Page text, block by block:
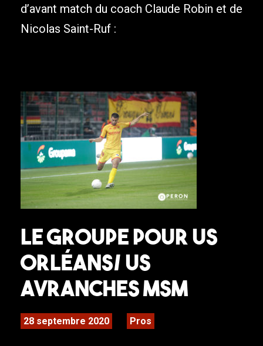
d’avant match du coach Claude Robin et de
Nicolas Saint-Ruf :
Le groupe pour US
Orléans/ US
Avranches MSM
28 septembre 2020 Pros